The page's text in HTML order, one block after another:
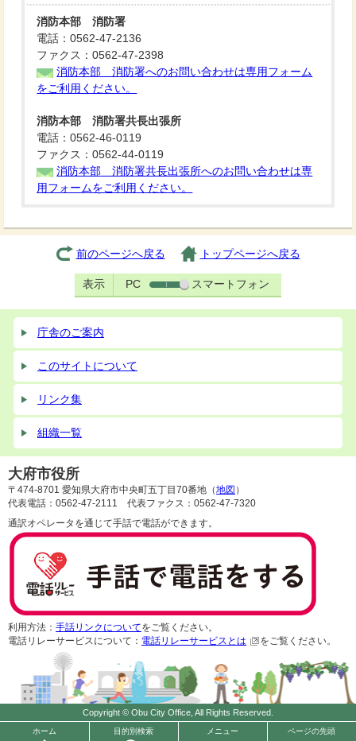
消防本部 消防署
電話：0562-47-2136
ファクス：0562-47-2398
消防本部 消防署へのお問い合わせは専用フォーム
をご利用ください。
消防本部 消防署共長出張所
電話：0562-46-0119
ファクス：0562-44-0119
消防本部 消防署共長出張所へのお問い合わせは専
用フォームをご利用ください。
前のページへ戻る トップページへ戻る
表示 PC スマートフォン
ホーム 目的別検索 メニュー ページの先頭
庁舎のご案内
このサイトについて
リンク集
組織一覧
大府市役所
〒474-8701 愛知県大府市中央町五丁目70番地（地図 ）
代表電話：0562-47-2111 代表ファクス：0562-47-7320
通訳オペレータを通じて手話で電話ができます。
利用方法： 手話リンクについてをご覧ください。
電話リレーサービスについて： 電話リレーサービスとは をご覧ください。
Copyright © Obu City Office, All Rights Reserved.